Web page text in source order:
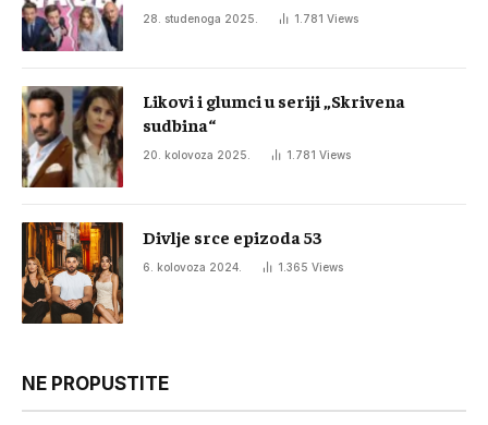
28. studenoga 2025. 1.781 Views
Likovi i glumci u seriji „Skrivena
sudbina“
20. kolovoza 2025. 1.781 Views
Divlje srce epizoda 53
6. kolovoza 2024. 1.365 Views
NE PROPUSTITE